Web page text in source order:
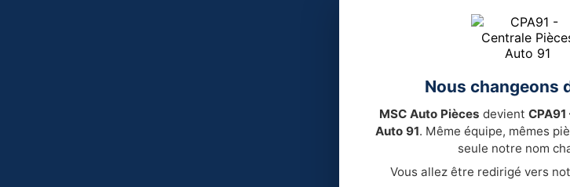
Nous changeons
MSC Auto Pièces devient
Auto 91. Même équipe, mêmes
seule notre nom
Vous allez être redirigé vers